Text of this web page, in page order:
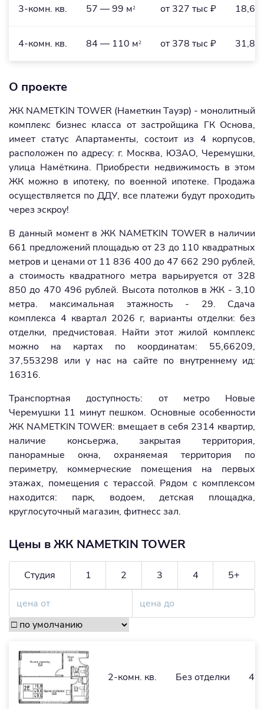
3-комн. кв. 57 — 99 м2 от 327 тыс ₽ 18,6
4-комн. кв. 84 — 110 м2 от 378 тыс ₽ 31,8
О проекте
ЖК NAMETKIN TOWER (Наметкин Тауэр) - монолитный
комплекс бизнес класса от застройщика ГК Основа,
имеет статус Апартаменты, состоит из 4 корпусов,
расположен по адресу: г. Москва, ЮЗАО, Черемушки,
улица Намёткина. Приобрести недвижимость в этом
ЖК можно в ипотеку, по военной ипотеке. Продажа
осуществляется по ДДУ, все платежи будут проходить
через эскроу!
В данный момент в ЖК NAMETKIN TOWER в наличии
661 предложений площадью от 23 до 110 квадратных
метров и ценами от 11 836 400 до 47 662 290 рублей,
а стоимость квадратного метра варьируется от 328
850 до 470 496 рублей. Высота потолков в ЖК - 3,10
метра. максимальная этажность - 29. Сдача
комплекса 4 квартал 2026 г, варианты отделки: без
отделки, предчистовая. Найти этот жилой комплекс
можно на картах по координатам: 55,66209,
37,553298 или у нас на сайте по внутреннему ид:
16316.
Транспортная доступность: от метро Новые
Черемушки 11 минут пешком. Основные особенности
ЖК NAMETKIN TOWER: вмещает в себя 2314 квартир,
наличие консьержа, закрытая территория,
панорамные окна, охраняемая территория по
периметру, коммерческие помещения на первых
этажах, помещения с терассой. Рядом с комплексом
находится: парк, водоем, детская площадка,
круглосуточный магазин, фитнесс зал.
Цены в ЖК NAMETKIN TOWER
Студия 1 2 3 4 5+
2-комн. кв. Без отделки